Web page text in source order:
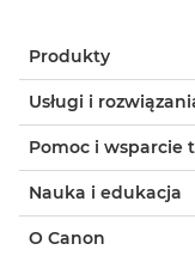
Produkty
Usługi i
Pomoc i wsparcie
Nauka i edukacja
O Canon